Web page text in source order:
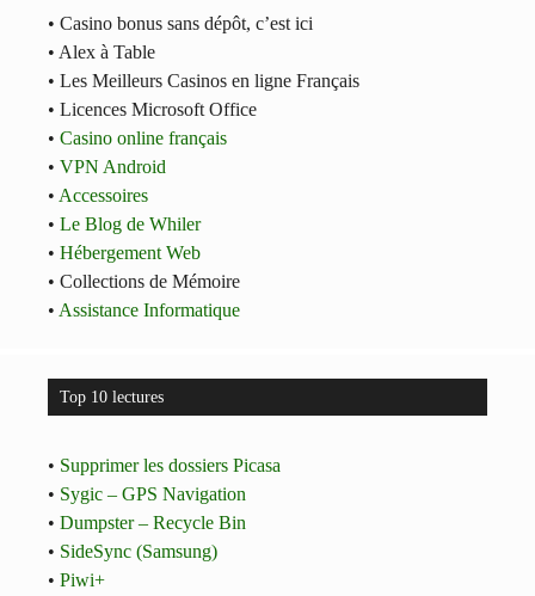
• Casino bonus sans dépôt, c’est ici
• Alex à Table
• Les Meilleurs Casinos en ligne Français
• Licences Microsoft Office
• Casino online français
• VPN Android
• Accessoires
• Le Blog de Whiler
• Hébergement Web
• Collections de Mémoire
• Assistance Informatique
Top 10 lectures
• Supprimer les dossiers Picasa
• Sygic – GPS Navigation
• Dumpster – Recycle Bin
• SideSync (Samsung)
• Piwi+